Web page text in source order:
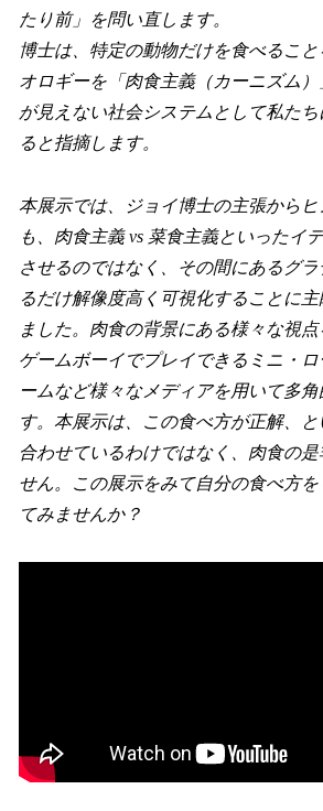
たり前」を問い直します。
博士は、特定の動物だけを食べるこ
オロギーを「肉食主義（カーニズム
が見えない社会システムとして私た
ると指摘します。
本展示では、ジョイ博士の主張から
も、肉食主義 vs 菜食主義といったイ
させるのではなく、その間にあるグ
るだけ解像度高く可視化することに
ました。肉食の背景にある様々な視点
ゲームボーイでプレイできるミニ・
ームなど様々なメディアを用いて多
す。本展示は、この食べ方が正解、
合わせているわけではなく、肉食の
せん。この展示をみて自分の食べ方
てみませんか？